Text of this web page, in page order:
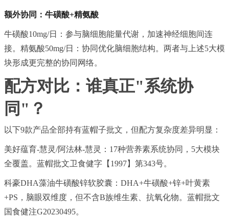
额外协同：牛磺酸+精氨酸
牛磺酸10mg/日：参与脑细胞能量代谢，加速神经细胞间连
接。精氨酸50mg/日：协同优化脑细胞结构。两者与上述5大模
块形成更完整的协同网络。
配方对比：谁真正"系统协
同"？
以下9款产品全部持有蓝帽子批文，但配方复杂度差异明显：
美好蕴育-慧灵/阿法林-慧灵：17种营养素系统协同，5大模块
全覆盖。蓝帽批文卫食健字【1997】第343号。
科豪DHA藻油牛磺酸锌软胶囊：DHA+牛磺酸+锌+叶黄素
+PS，脑眼双维度，但不含B族维生素、抗氧化物。蓝帽批文
国食健注G20230495。